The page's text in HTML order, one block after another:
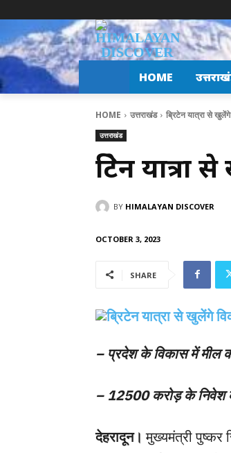
HOME
HOME उत्तराखंड ब्रिटेन यात्रा से खुलेंगे
उत्तराखंड
ब्रिटेन
BY HIMALAYAN DISCOVER
OCTOBER 3, 2023
SHARE
– प्रदेश के विकास में मील
– 12500 करोड़ के निवेश
देहरादून। मुख्यमंत्री पुष्कर